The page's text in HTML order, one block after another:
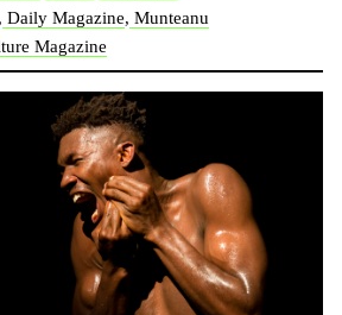
, Daily Magazine, Munteanu
Magazine